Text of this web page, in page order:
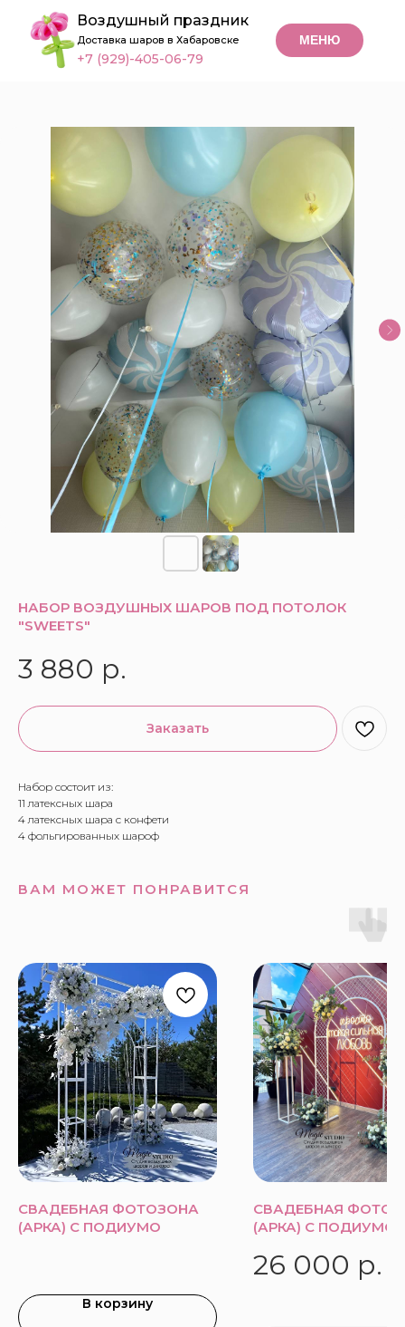
МЕНЮ
Воздушный праздник
Доставка шаров в Хабаровске
+7 (929)-405-06-79
НАБОР ВОЗДУШНЫХ ШАРОВ ПОД ПОТОЛОК
"SWEETS"
3 880 р.
Заказать
Набор состоит из:
11 латексных шара
4 латексных шара с конфети
4 фольгированных шароф
ВАМ МОЖЕТ ПОНРАВИТСЯ
СВАДЕБНАЯ ФОТОЗОНА
(АРКА) С ПОДИУМО
В корзину
СВАДЕБНАЯ
(АРКА) С
26 000 р.